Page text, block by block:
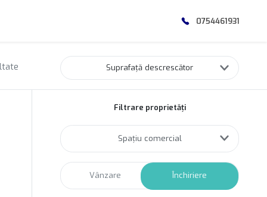
0754461931
Suprafață descrescător
Filtrare proprietăți
Spațiu comercial
Vânzare Închiriere